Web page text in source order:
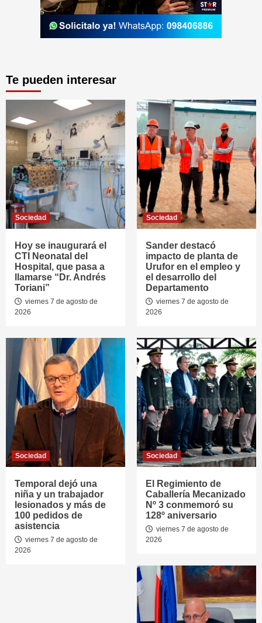
Te pueden interesar
Sociedad
Hoy se inaugurará el
CTI Neonatal del
Hospital, que pasa a
llamarse “Dr. Andrés
Toriani”
viernes 7 de agosto de
2026
Sociedad
Sander destacó
impacto de planta de
Urufor en el empleo y
el desarrollo del
Departamento
viernes 7 de agosto de
2026
Sociedad
Temporal dejó una
niña y un trabajador
lesionados y más de
100 pedidos de
asistencia
viernes 7 de agosto de
2026
Sociedad
El Regimiento de
Caballería Mecanizado
Nº 3 conmemoró su
128º aniversario
viernes 7 de agosto de
2026